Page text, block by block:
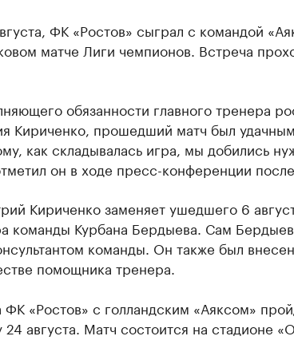
ФК «Ростов» сыграл с командой
матче Лиги чемпионов. Встреча
обязанности главного тренера
Кириченко, прошедший матч был
как складывалась игра, мы добились
он в ходе пресс-конференции после
Кириченко заменяет ушедшего 6
команды Курбана Бердыева. Сам
команды. Он также был
помощника тренера.
«Ростов» с голландским «Аяксом»
августа. Матч состоится на стадионе